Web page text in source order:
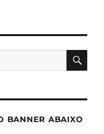
BANNER ABAIXO